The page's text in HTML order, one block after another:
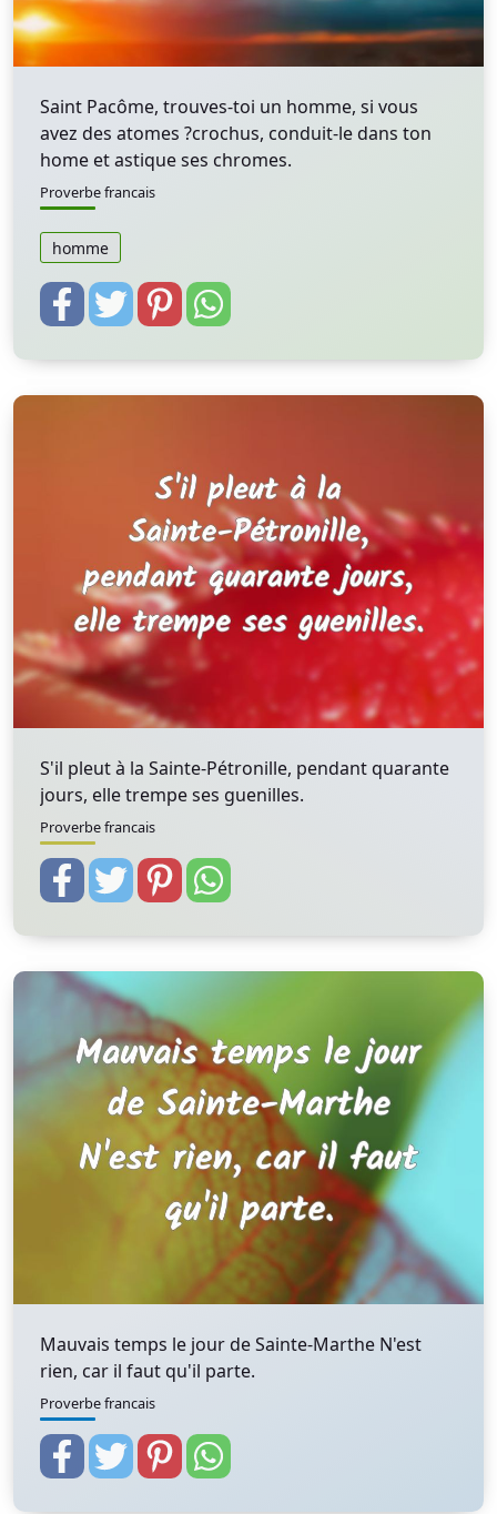
Saint Pacôme, trouves-toi un homme, si vous
avez des atomes ?crochus, conduit-le dans ton
home et astique ses chromes.
Proverbe francais
homme
S'il pleut à la Sainte-Pétronille, pendant quarante
jours, elle trempe ses guenilles.
Proverbe francais
Mauvais temps le jour de Sainte-Marthe N'est
rien, car il faut qu'il parte.
Proverbe francais